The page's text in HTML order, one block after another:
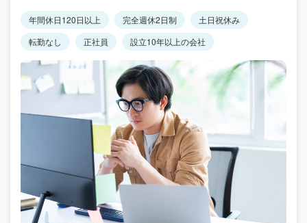
年間休日120日以上 完全週休2日制
土日祝休み
転勤なし
正社員 設立10年以上の会社